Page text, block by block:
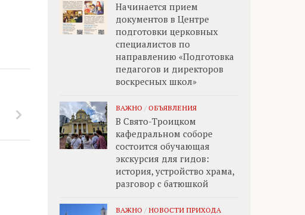
Начинается прием
документов в Центре
подготовки церковных
специалистов по
направлению «Подготовка
педагогов и директоров
воскресных школ»
ВАЖНО / ОБЪЯВЛЕНИЯ
В Свято-Троицком
кафедральном соборе
состоится обучающая
экскурсия для гидов:
история, устройство храма,
разговор с батюшкой
ВАЖНО / НОВОСТИ ПРИХОДА